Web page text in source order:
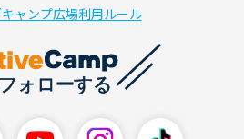
ャンプ広場利用ルール